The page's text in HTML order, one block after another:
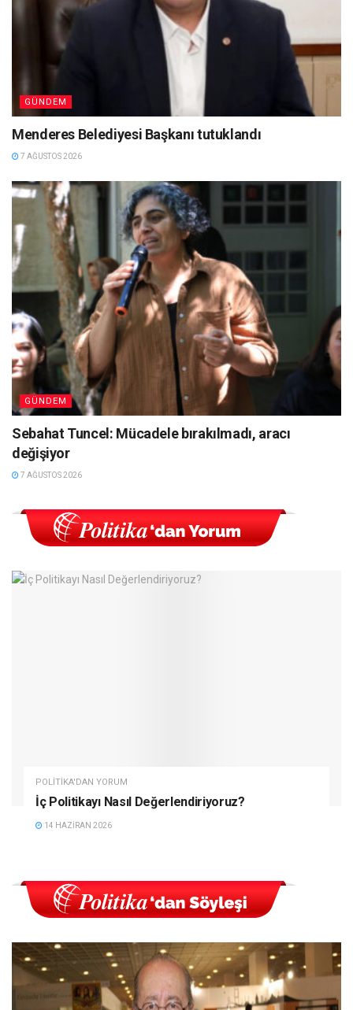
GÜNDEM
Menderes Belediyesi Başkanı tutuklandı
7 AĞUSTOS 2026
GÜNDEM
Sebahat Tuncel: Mücadele bırakılmadı, aracı
değişiyor
7 AĞUSTOS 2026
POLITIKA'DAN YORUM
İç Politikayı Nasıl Değerlendiriyoruz?
14 HAZIRAN 2026